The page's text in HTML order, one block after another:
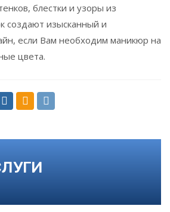
блестки и узоры из
создают изысканный и
если Вам необходим маникюр на
цвета.